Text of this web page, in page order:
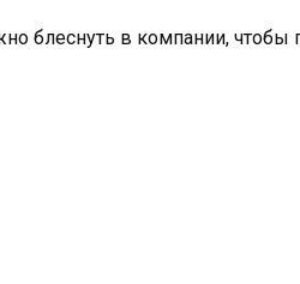
блеснуть в компании, чтобы